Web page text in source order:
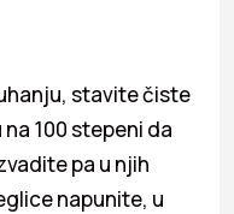
stavite čiste
100 stepeni da
pa u njih
napunite, u